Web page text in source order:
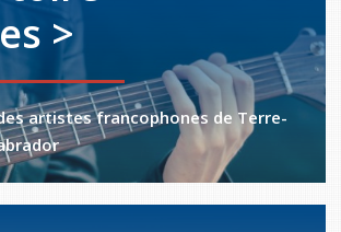
>
artistes francophones de Terre-